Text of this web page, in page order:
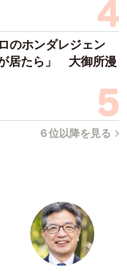
のホンダレジェン
居たら」 大御所漫
６位以降を見る